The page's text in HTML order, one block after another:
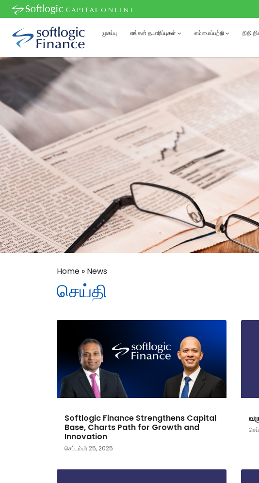
முகப்பு எங்கள் தயாரிப்புகள் எம்மைப்பற்றி நிதி
Home » News
செய்தி
Softlogic Finance Strengthens Capital
Base, Charts Path for Growth and
Innovation
செப்டம்பர் 25, 2025